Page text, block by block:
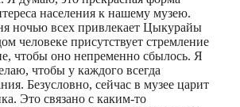
населения к нашему музею.
ночью всех привлекает Цыкурайы
человеке присутствует стремление
чтобы оно непременно сбылось. Я
чтобы у каждого всегда
Безусловно, сейчас в музее царит
Это связано с каким-то